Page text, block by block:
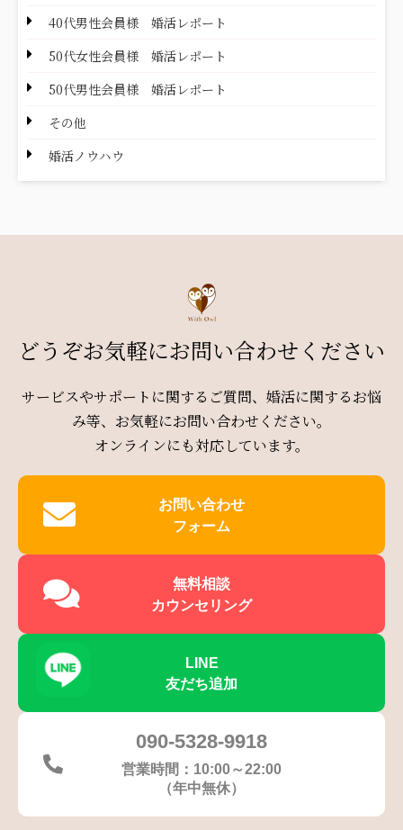
40代男性会員様 婚活レポート
50代女性会員様 婚活レポート
50代男性会員様 婚活レポート
その他
婚活ノウハウ
どうぞお気軽にお問い合わせください
サービスやサポートに関するご質問、婚活に関するお悩
み等、お気軽にお問い合わせください。
オンラインにも対応しています。
お問い合わせ
フォーム
無料相談
カウンセリング
LINE
友だち追加
090-5328-9918
営業時間：10:00～22:00
（年中無休）